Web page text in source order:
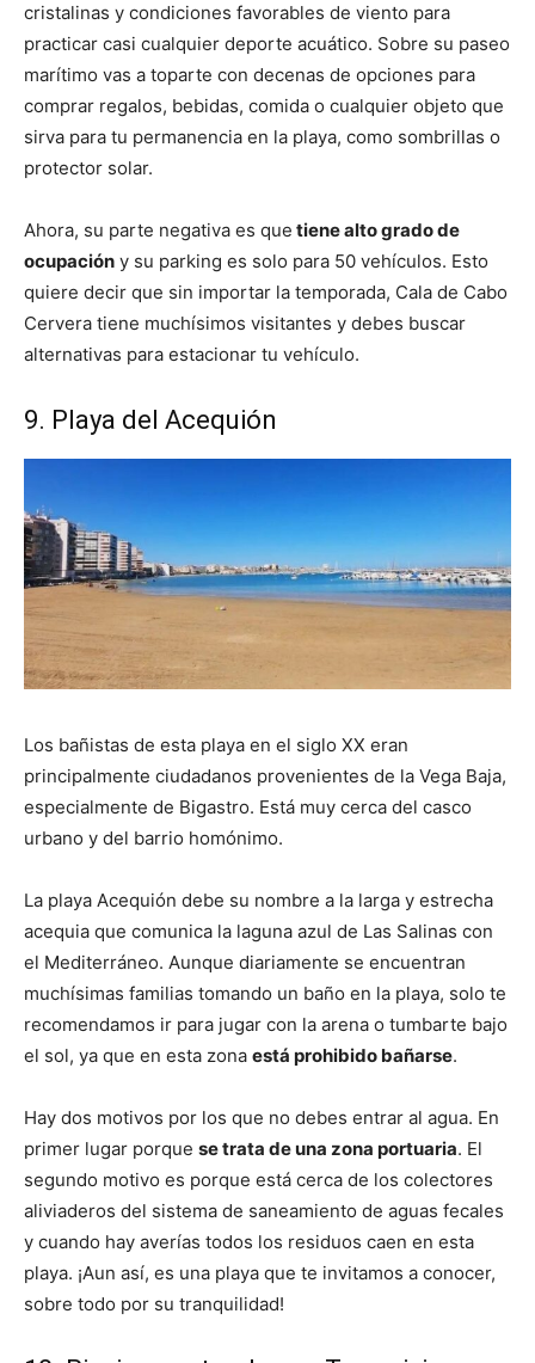
cristalinas y condiciones favorables de viento para
practicar casi cualquier deporte acuático. Sobre su paseo
marítimo vas a toparte con decenas de opciones para
comprar regalos, bebidas, comida o cualquier objeto que
sirva para tu permanencia en la playa, como sombrillas o
protector solar.
Ahora, su parte negativa es que tiene alto grado de
ocupación y su parking es solo para 50 vehículos. Esto
quiere decir que sin importar la temporada, Cala de Cabo
Cervera tiene muchísimos visitantes y debes buscar
alternativas para estacionar tu vehículo.
9. Playa del Acequión
Los bañistas de esta playa en el siglo XX eran
principalmente ciudadanos provenientes de la Vega Baja,
especialmente de Bigastro. Está muy cerca del casco
urbano y del barrio homónimo.
La playa Acequión debe su nombre a la larga y estrecha
acequia que comunica la laguna azul de Las Salinas con
el Mediterráneo. Aunque diariamente se encuentran
muchísimas familias tomando un baño en la playa, solo te
recomendamos ir para jugar con la arena o tumbarte bajo
el sol, ya que en esta zona está prohibido bañarse.
Hay dos motivos por los que no debes entrar al agua. En
primer lugar porque se trata de una zona portuaria. El
segundo motivo es porque está cerca de los colectores
aliviaderos del sistema de saneamiento de aguas fecales
y cuando hay averías todos los residuos caen en esta
playa. ¡Aun así, es una playa que te invitamos a conocer,
sobre todo por su tranquilidad!